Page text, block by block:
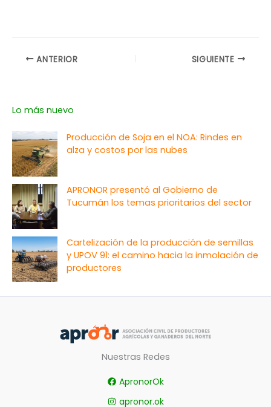
ANTERIOR SIGUIENTE
Lo más nuevo
Producción de Soja en el NOA: Rindes en
alza y costos por las nubes
APRONOR presentó al Gobierno de
Tucumán los temas prioritarios del sector
Cartelización de la producción de semillas
y UPOV 91: el camino hacia la inmolación de
productores
Nuestras Redes
ApronorOk
apronor.ok